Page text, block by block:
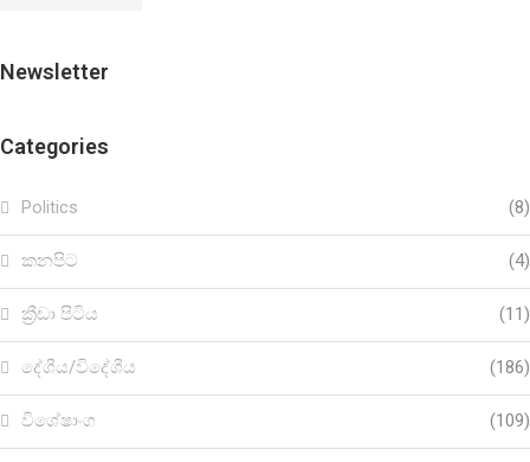
Newsletter
Categories
Politics (8)
කනපිට (4)
ක්‍රීඩා පිටිය (11)
දේශීය/විදේශීය (186)
විශේෂාංග (109)